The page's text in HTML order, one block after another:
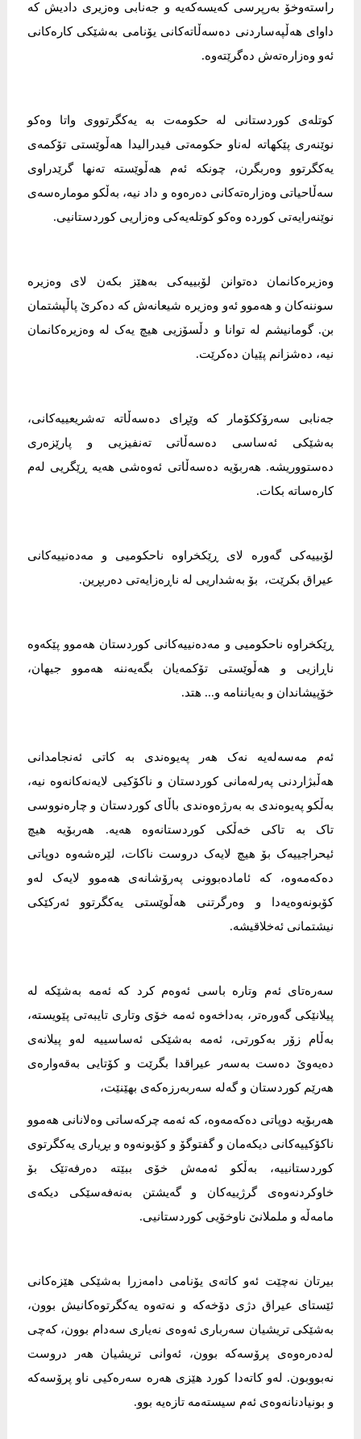
راستەوخۆ بەرپرسی کەیسەکەیە و جەنابی وەزیری دادیش کە
داوای هەڵپەساردنی دەسەڵاتەکانی یۆنامی بەشێکی کارەکانی
ئەو وەزارەتەش دەگرێتەوە.
کوتلەی کوردستانی لە حکومەت بە یەکگرتووی واتا وەکو
نوێنەری پێکهاتە لەناو حکومەتی فیدرالیدا هەڵوێستی تۆکمەی
یەکگرتوو وەربگرن، چونکە ئەم هەڵوێستە تەنها گرێدراوی
سەڵاحیاتی وەزارەتەکانی دەرەوە و داد نیە، بەڵکو مومارەسەی
نوێنەرایەتی کوردە وەکو کوتلەیەکی وەزاریی کوردستانیی.
وەزیرەکانمان دەتوانن لۆبییەکی بەهێز بکەن لای وەزیرە
سوننەکان و هەموو ئەو وەزیرە شیعانەش کە دەکرێ پاڵپشتمان
بن. گومانیشم لە توانا و دڵسۆزیی هیچ یەک لە وەزیرەکانمان
نیە، دەشزانم پێیان دەکرێت.
جەنابی سەرۆککۆمار کە وێڕای دەسەڵاتە تەشریعییەکانی،
بەشێکی ئەساسی دەسەڵاتی تەنفیزیی و پارێزەری
دەستووریشە. هەربۆیە دەسەڵاتی ئەوەشی هەیە ڕێگریی لەم
کارەساتە بکات.
لۆبییەکی گەورە لای ڕێکخراوە ناحکومیی و مەدەنییەکانی
عیراق بکرێت، بۆ بەشداریی لە ناڕەزایەتی دەربڕین.
ڕێکخراوە ناحکومیی و مەدەنییەکانی کوردستان هەموو پێکەوە
ناڕازیی و هەڵوێستی تۆکمەیان بگەیەننە هەموو جیهان،
خۆپیشاندان و بەیاننامە و... هتد.
ئەم مەسەلەیە نەک هەر پەیوەندی بە کاتی ئەنجامدانی
هەڵبژاردنی پەرلەمانی کوردستان و ناکۆکیی لایەنەکانەوە نیە،
بەڵکو پەیوەندی بە بەرژەوەندی باڵای کوردستان و چارەنووسی
تاک بە تاکی خەڵکی کوردستانەوە هەیە. هەربۆیە هیچ
ئیحراجییەک بۆ هیچ لایەک دروست ناکات، لێرەشەوە دوپاتی
دەکەمەوە، کە ئامادەبوونی پەرۆشانەی هەموو لایەک لەو
کۆبونەوەیەدا و وەرگرتنی هەڵوێستی یەکگرتوو ئەرکێکی
نیشتمانی ئەخلاقیشە.
سەرەتای ئەم وتارە باسی ئەوەم کرد کە ئەمە بەشێکە لە
پیلانێکی گەورەتر، بەداخەوە ئەمە خۆی وتاری تایبەتی پێویستە،
بەڵام زۆر بەکورتی، ئەمە بەشێکی ئەساسییە لەو پیلانەی
دەیەوێ دەست بەسەر عیراقدا بگرێت و کۆتایی بەقەوارەی
هەرێم کوردستان و گەلە سەربەرزەکەی بهێنێت،
هەربۆیە دوپاتی دەکەمەوە، کە ئەمە چرکەساتی وەلانانی هەموو
ناکۆکییەکانی دیکەمان و گفتوگۆ و کۆبونەوە و بڕیاری یەکگرتوی
کوردستانییە، بەڵکو ئەمەش خۆی ببێتە دەرفەتێک بۆ
خاوکردنەوەی گرژییەکان و گەیشتن بەنەفەسێکی دیکەی
مامەڵە و ململانێ ناوخۆیی کوردستانیی.
بیرتان نەچێت ئەو کاتەی یۆنامی دامەزرا بەشێکی هێزەکانی
ئێستای عیراق دژی دۆخەکە و نەتەوە یەکگرتوەکانیش بوون،
بەشێکی تریشیان سەرباری ئەوەی نەیاری سەدام بوون، کەچی
لەدەرەوەی پرۆسەکە بوون، ئەوانی تریشیان هەر دروست
نەبووبون. لەو کاتەدا کورد هێزی هەرە سەرەکیی ناو پرۆسەکە
و بونیادنانەوەی ئەم سیستەمە تازەیە بوو.